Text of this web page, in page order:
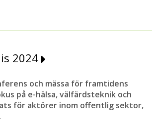
2024
och mässa för framtidens
på e-hälsa, välfärdsteknik och
för aktörer inom offentlig sektor,